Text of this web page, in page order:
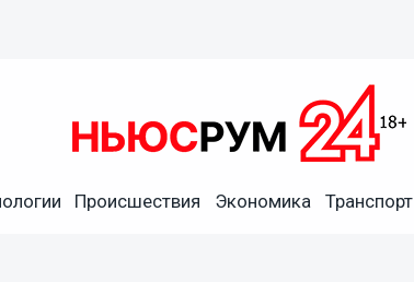
Происшествия Экономика Транспорт
и горячей воды в